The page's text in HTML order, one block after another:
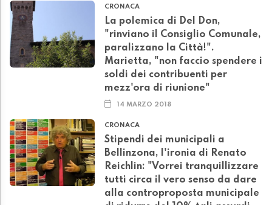
CRONACA
La polemica di Del Don,
"rinviano il Consiglio Comunale,
paralizzano la Città!".
Marietta, "non faccio spendere i
soldi dei contribuenti per
mezz'ora di riunione"
14 MARZO 2018
CRONACA
Stipendi dei municipali a
Bellinzona, l'ironia di Renato
Reichlin: "Vorrei tranquillizzare
tutti circa il vero senso da dare
alla controproposta municipale